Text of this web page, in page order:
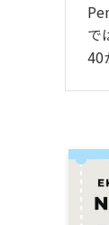
で
40